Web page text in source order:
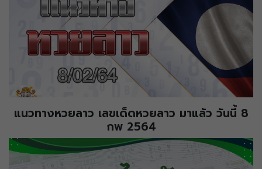
แนวทางหวยลาว เลขเด็ดหวยลาว มาแล้ว วันนี้ 8
กพ 2564